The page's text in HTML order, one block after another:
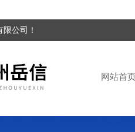
公司！
网站首